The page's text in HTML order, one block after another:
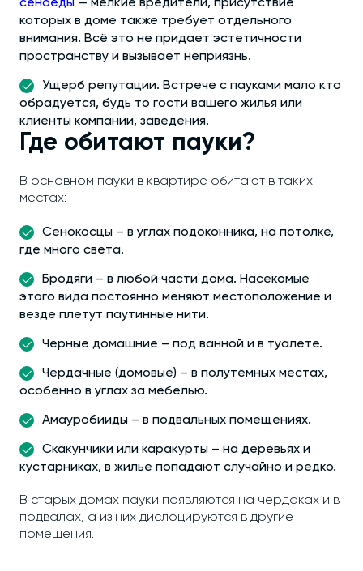
сеноеды — мелкие вредители, присутствие
которых в доме также требует отдельного
внимания. Всё это не придает эстетичности
пространству и вызывает неприязнь.
Ущерб репутации. Встрече с пауками мало кто
обрадуется, будь то гости вашего жилья или
клиенты компании, заведения.
Где обитают пауки?
В основном пауки в квартире обитают в таких
местах:
Сенокосцы – в углах подоконника, на потолке,
где много света.
Бродяги – в любой части дома. Насекомые
этого вида постоянно меняют местоположение и
везде плетут паутинные нити.
Черные домашние – под ванной и в туалете.
Чердачные (домовые) – в полутёмных местах,
особенно в углах за мебелью.
Амауробииды – в подвальных помещениях.
Скакунчики или каракурты – на деревьях и
кустарниках, в жилье попадают случайно и редко.
В старых домах пауки появляются на чердаках и в
подвалах, а из них дислоцируются в другие
помещения.